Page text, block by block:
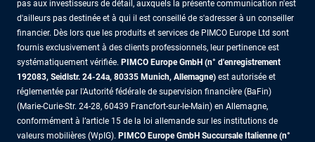
pas aux investisseurs de détail, auxquels la présente communication n'est
d'ailleurs pas destinée et à qui il est conseillé de s'adresser à un conseiller
financier. Dès lors que les produits et services de PIMCO Europe Ltd sont
fournis exclusivement à des clients professionnels, leur pertinence est
systématiquement vérifiée. PIMCO Europe GmbH (n° d'enregistrement
192083, Seidlstr. 24-24a, 80335 Munich, Allemagne) est autorisée et
réglementée par l'Autorité fédérale de supervision financière (BaFin)
(Marie-Curie-Str. 24-28, 60439 Francfort-sur-le-Main) en Allemagne,
conformément à l’article 15 de la loi allemande sur les institutions de
valeurs mobilières (WpIG). PIMCO Europe GmbH Succursale Italienne (n°